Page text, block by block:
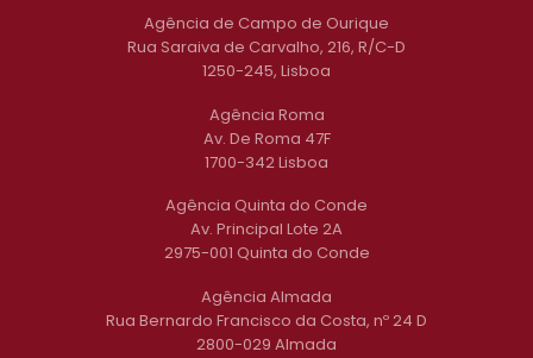
Agência de Campo de Ourique
Rua Saraiva de Carvalho, 216, R/C-D
1250-245, Lisboa
Agência Roma
Av. De Roma 47F
1700-342 Lisboa
Agência Quinta do Conde
Av. Principal Lote 2A
2975-001 Quinta do Conde
Agência Almada
Rua Bernardo Francisco da Costa, nº 24 D
2800-029 Almada